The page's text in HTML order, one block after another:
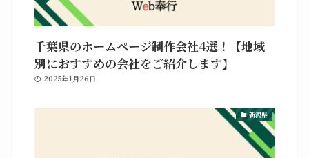
千葉県のホームページ制作会社4選！【地域
別におすすめの会社をご紹介します】
2025年1月26日
新潟県